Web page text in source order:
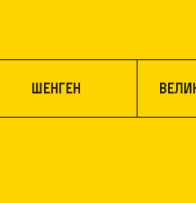
Шенген